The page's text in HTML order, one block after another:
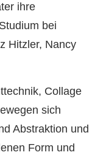
ihre
bei
Hitzler, Nancy
Collage
sich
Abstraktion und
Form und